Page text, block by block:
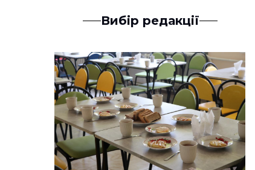
Вибір редакції